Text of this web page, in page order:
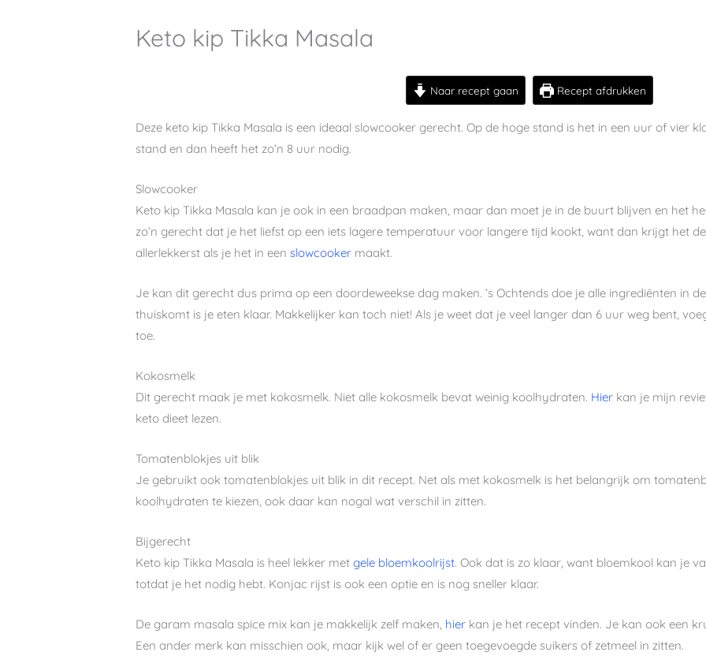
Keto kip Tikka Masala
Naar recept gaan Recept afdrukken
Deze keto kip Tikka Masala is een ideaal slowcooker gerecht. Op de hoge stand is het in een uur of vier
stand en dan heeft het zo’n 8 uur nodig.
Slowcooker
Keto kip Tikka Masala kan je ook in een braadpan maken, maar dan moet je in de buurt blijven en het
zo’n gerecht dat je het liefst op een iets lagere temperatuur voor langere tijd kookt, want dan krijgt het
allerlekkerst als je het in eenslowcooker maakt.
Je kan dit gerecht dus prima op een doordeweekse dag maken. ’s Ochtends doe je alle ingrediënten in
thuiskomt is je eten klaar. Makkelijker kan toch niet! Als je weet dat je veel langer dan 6 uur weg bent,
toe.
Kokosmelk
Dit gerecht maak je met kokosmelk. Niet alle kokosmelk bevat weinig koolhydraten. Hier kan je mijn
keto dieet lezen.
Tomatenblokjes uit blik
Je gebruikt ook tomatenblokjes uit blik in dit recept. Net als met kokosmelk is het belangrijk om
koolhydraten te kiezen, ook daar kan nogal wat verschil in zitten.
Bijgerecht
Keto kip Tikka Masala is heel lekker metgele bloemkoolrijst. Ook dat is zo klaar, want bloemkool kan je
totdat je het nodig hebt. Konjac rijst is ook een optie en is nog sneller klaar.
De garam masala spice mix kan je makkelijk zelf maken, hier kan je het recept vinden. Je kan ook een
Een ander merk kan misschien ook, maar kijk wel of er geen toegevoegde suikers of zetmeel in zitten.